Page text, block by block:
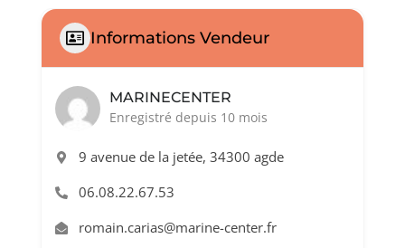
Informations Vendeur
MARINECENTER
Enregistré depuis 10 mois
9 avenue de la jetée, 34300 agde
06.08.22.67.53
romain.carias@marine-center.fr